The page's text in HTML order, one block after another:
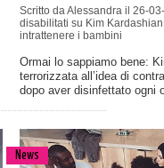
Scritto da Alessandra il 26-
disabilitati su Kim
intrattenere i bambini
Ormai lo sappiamo bene:
terrorizzata all’idea di
dopo aver disinfettato ogni
News